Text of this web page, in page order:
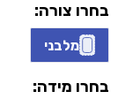
בחרו צורה:
מלבני
בחרו מידה: